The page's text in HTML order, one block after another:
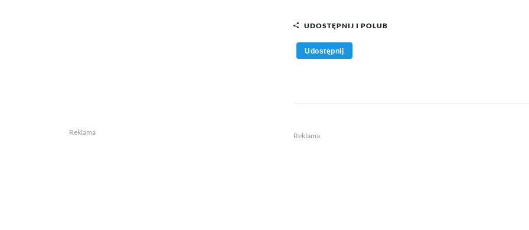
UDOSTĘPNIJ I POLUB
Udostępnij
Reklama
Reklama